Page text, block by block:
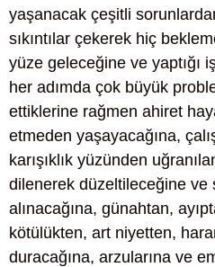
yaşanacak çeşitli
sıkıntılar çekerek hiç
yüze geleceğine ve yaptığı
her adımda çok büyük
ettiklerine rağmen ahiret
etmeden yaşayacağına,
karışıklık yüzünden
dilenerek düzeltileceğine
alınacağına, günahtan,
kötülükten, art niyetten,
duracağına, arzularına ve